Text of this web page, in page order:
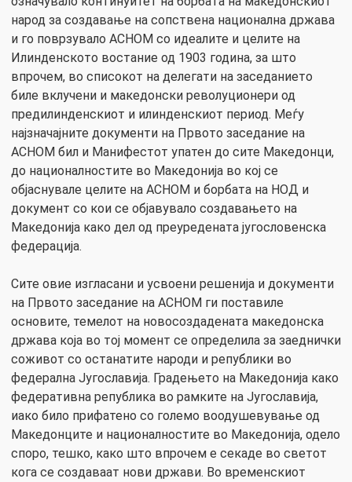
народ за создавање на сопствена национална држава
и го поврзувало АСНОМ со идеалите и целите на
Илинденското востание од 1903 година, за што
впрочем, во списокот на делегати на заседанието
биле вклучени и македонски револуционери од
предилинденскиот и илинденскиот период. Меѓу
најзначајните документи на Првото заседание на
АСНОМ бил и Манифестот упатен до сите Македонци,
до националностите во Македонија во кој се
објаснувале целите на АСНОМ и борбата на НОД и
документ со кои се објавувало создавањето на
Македонија како дел од преуредената југословенска
федерација.
Сите овие изгласани и усвоени решенија и документи
на Првото заседание на АСНОМ ги поставиле
основите, темелот на новосоздадената македонска
држава која во тој момент се определила за заеднички
соживот со останатите народи и републики во
федерална Југославија. Градењето на Македонија како
федеративна република во рамките на Југославија,
иако било прифатено со големо воодушевување од
Македонците и националностите во Македонија, одело
споро, тешко, како што впрочем е секаде во светот
кога се создаваат нови држави. Во временскиот